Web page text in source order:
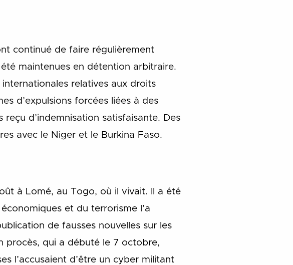
continué de faire régulièrement
maintenues en détention arbitraire.
relatives aux droits
d’expulsions forcées liées à des
d’indemnisation satisfaisante. Des
avec le Niger et le Burkina Faso.
à Lomé, au Togo, où il vivait. Il a été
et du terrorisme l’a
de fausses nouvelles sur les
procès, qui a débuté le 7 octobre,
l’accusaient d’être un cyber militant